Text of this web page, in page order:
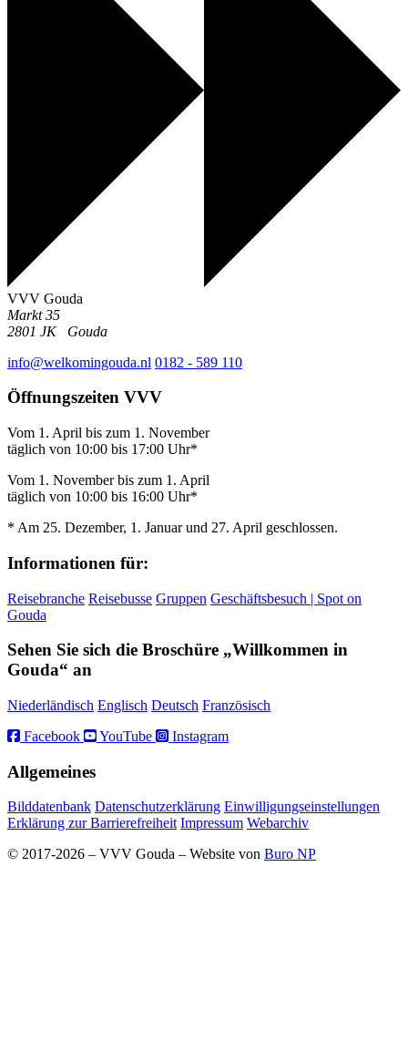
VVV Gouda
Markt 35
2801 JK
Gouda
info@welkomingouda.nl 0182 - 589 110
Öffnungszeiten VVV
Vom 1. April bis zum 1. November
täglich von 10:00 bis 17:00 Uhr*
Vom 1. November bis zum 1. April
täglich von 10:00 bis 16:00 Uhr*
* Am 25. Dezember, 1. Januar und 27. April geschlossen.
Informationen für:
Reisebranche Reisebusse Gruppen Geschäftsbesuch | Spot on
Gouda
Sehen Sie sich die Broschüre „Willkommen in
Gouda“ an
Niederländisch Englisch Deutsch Französisch
Facebook
YouTube Instagram
Allgemeines
Bilddatenbank Datenschutzerklärung Einwilligungseinstellungen
Erklärung zur Barrierefreiheit Impressum Webarchiv
© 2017-2026 – VVV Gouda – Website von Buro NP